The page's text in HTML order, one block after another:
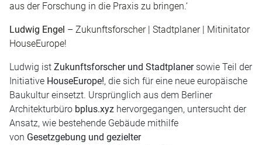
aus der Forschung in die Praxis zu bringen.‘
Ludwig Engel – Zukunftsforscher | Stadtplaner | Mitinitator
HouseEurope!
Ludwig ist Zukunftsforscher und Stadtplanersowie Teil der
Initiative HouseEurope!, die sich für eine neue europäische
Baukultur einsetzt. Ursprünglich aus dem Berliner
Architekturbüro bplus.xyz hervorgegangen, untersucht der
Ansatz, wie bestehende Gebäude mithilfe
von Gesetzgebung und gezielter